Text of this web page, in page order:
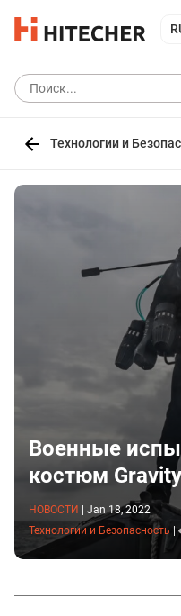
Технологии и
Военные
костюм
НОВОСТИ
Jan 18, 2022
Технологии и Безопасность